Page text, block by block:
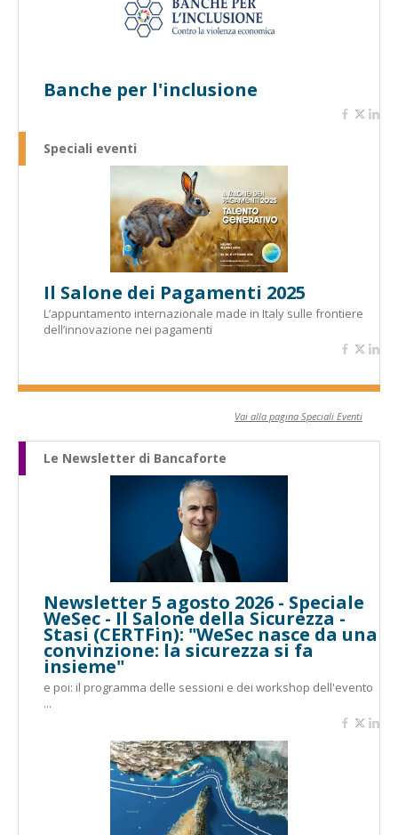
Banche per l'inclusione
Speciali eventi
Il Salone dei Pagamenti 2025
L’appuntamento internazionale made in Italy sulle frontiere
dell’innovazione nei pagamenti
Vai alla pagina Speciali Eventi
Le Newsletter di Bancaforte
Newsletter 5 agosto 2026 - Speciale
WeSec - Il Salone della Sicurezza -
Stasi (CERTFin): "WeSec nasce da una
convinzione: la sicurezza si fa
insieme"
e poi: il programma delle sessioni e dei workshop dell'evento
...